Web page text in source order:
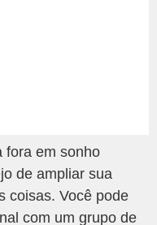
fora em sonho
de ampliar sua
coisas. Você pode
com um grupo de